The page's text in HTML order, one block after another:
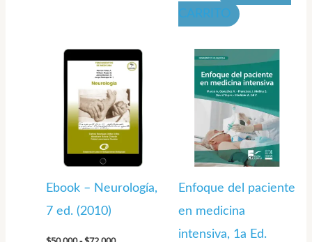
CARRITO
Ebook – Neurología,
7 ed. (2010)
Rango
desde
$50,000
hasta
$72,000
Este
producto
tiene
múltiples
variantes.
Las
opciones
se
Enfoque del paciente
en medicina
intensiva, 1a Ed.